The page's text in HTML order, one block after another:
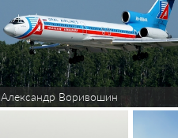
Александр Воривошин